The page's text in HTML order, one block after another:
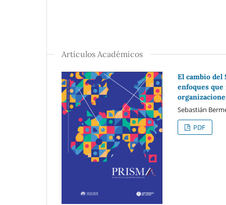
Artículos Académicos
El cambio del
enfoques
Sebastián
PDF